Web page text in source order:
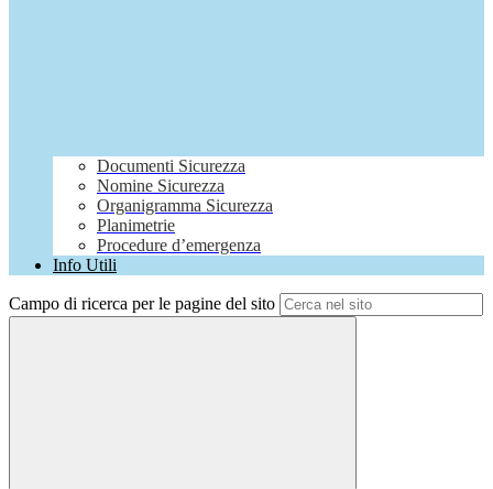
Documenti Sicurezza
Nomine Sicurezza
Organigramma Sicurezza
Planimetrie
Procedure d’emergenza
Info Utili
Campo di ricerca per le pagine del sito